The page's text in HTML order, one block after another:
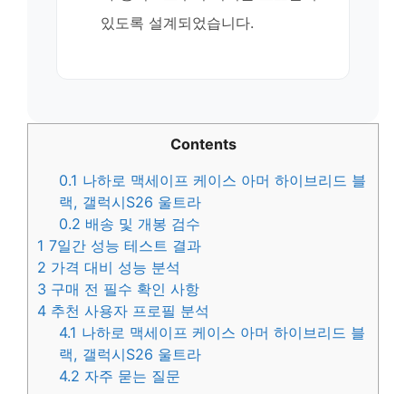
있도록 설계되었습니다.
Contents
0.1 나하로 맥세이프 케이스 아머 하이브리드 블
랙, 갤럭시S26 울트라
0.2 배송 및 개봉 검수
1 7일간 성능 테스트 결과
2 가격 대비 성능 분석
3 구매 전 필수 확인 사항
4 추천 사용자 프로필 분석
4.1 나하로 맥세이프 케이스 아머 하이브리드 블
랙, 갤럭시S26 울트라
4.2 자주 묻는 질문